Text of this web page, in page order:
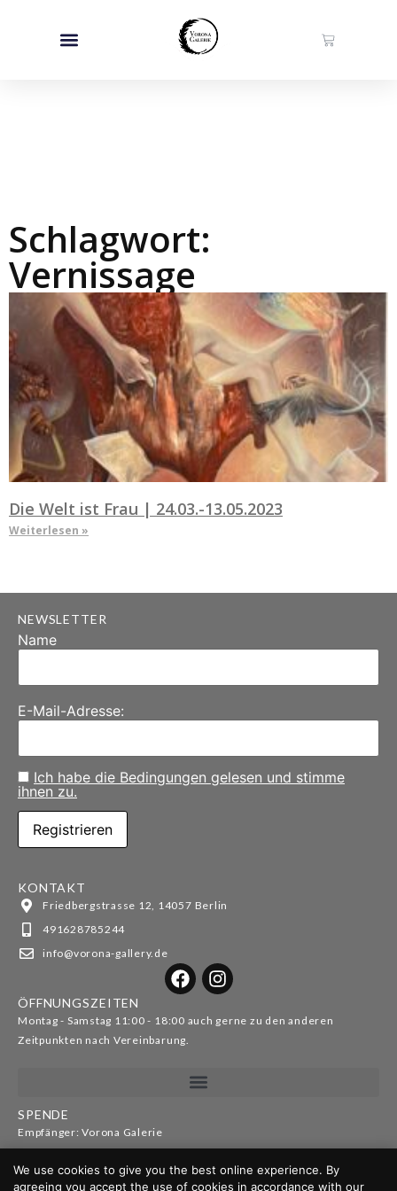
Schlagwort:
Vernissage
Die Welt ist Frau | 24.03.-13.05.2023
Weiterlesen »
NEWSLETTER
Name
E-Mail-Adresse:
Ich habe die Bedingungen gelesen und stimme
ihnen zu.
KONTAKT
Friedbergstrasse 12, 14057 Berlin
491628785244
info@vorona-gallery.de
ÖFFNUNGSZEITEN
Montag - Samstag 11:00 - 18:00 auch gerne zu den anderen
Zeitpunkten nach Vereinbarung.
SPENDE
Empfänger: Vorona Galerie
BIC: NTSBDEB1XXX
We use cookies to give you the best online experience. By
agreeing you accept the use of cookies in accordance with our